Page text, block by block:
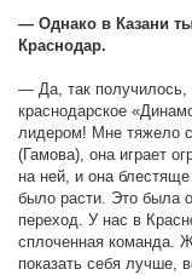
— Однако в Казани
Краснодар.
— Да, так
краснодарское
лидером! Мне тяжело
(Гамова), она играет
на ней, и она
было расти. Это была
переход. У нас в
сплоченная команда.
показать себя лучше,